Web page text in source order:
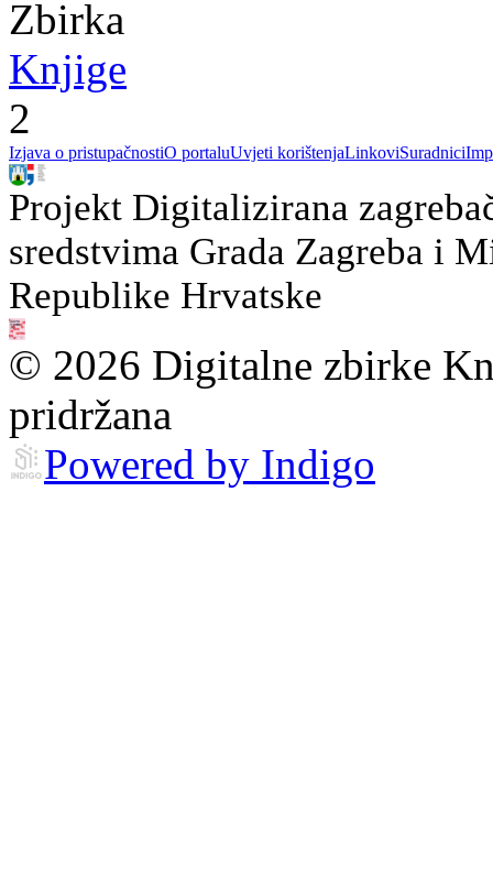
Zbirka
Knjige
2
Izjava o pristupačnostiO portaluUvjeti korištenjaLinkoviSuradnici
Projekt Digitalizirana
sredstvima Grada Zagreba i
Republike Hrvatske
© 2026 Digitalne zbirke
pridržana
Powered by Indigo